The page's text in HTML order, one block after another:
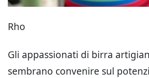
Rho
Gli appassionati di birra
sembrano convenire sul